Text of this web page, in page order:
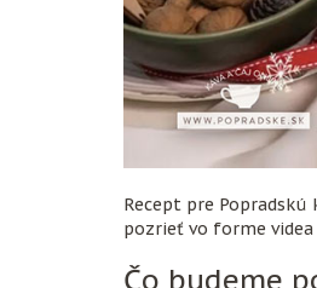
Recept pre
pozrieť vo forme
Čo budeme